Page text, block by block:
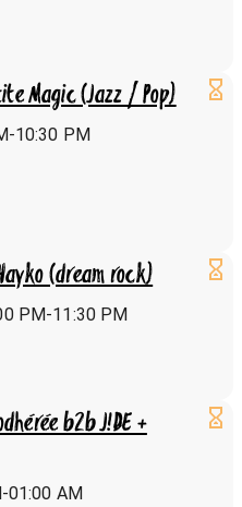
Magic (Jazz / Pop)
10:30 PM
(dream rock)
PM-11:30 PM
b2b J!DE +
01:00 AM